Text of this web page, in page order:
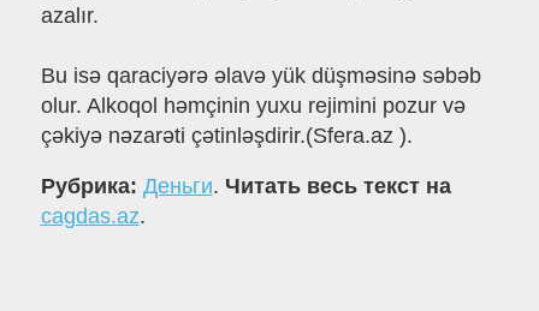
azalır.
Bu isə qaraciyərə əlavə yük düşməsinə səbəb
olur. Alkoqol həmçinin yuxu rejimini pozur və
çəkiyə nəzarəti çətinləşdirir.(Sfera.az ).
Рубрика: Деньги. Читать весь текст на
cagdas.az.